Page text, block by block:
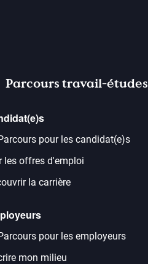
Parcours travail-études
pour les candidat(e)s
les offres d'emploi
la carrière
pour les employeurs
mon milieu